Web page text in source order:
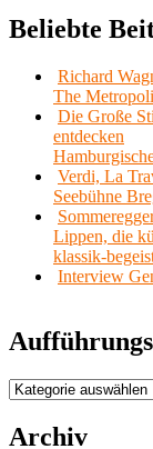
Beliebte
Richard
The
Die Große
entdecken
Verdi, La
Seebühne
Lippen, die
klassik-
Interview
Aufführungsorte
Archiv